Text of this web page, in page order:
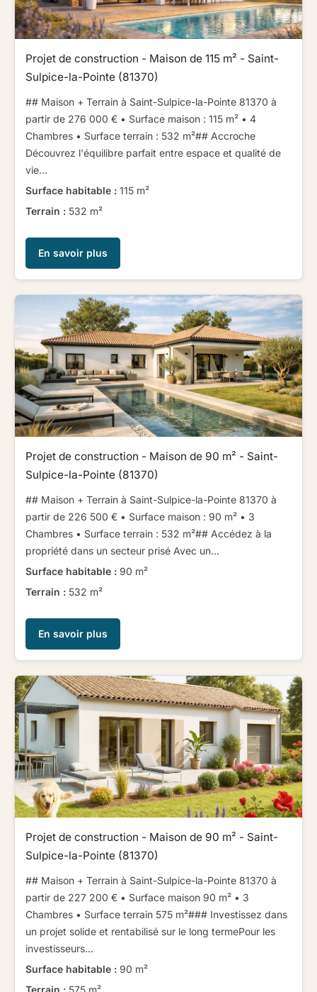
Projet de construction - Maison de 115 m² - Saint-
Sulpice-la-Pointe (81370)
## Maison + Terrain à Saint-Sulpice-la-Pointe 81370 à
partir de 276 000 € ​ ​• Surface maison : 115 m² • 4
Chambres • Surface terrain : 532 m²​ ​​ ​## Accroche ​ ​
Découvrez l'équilibre parfait entre espace et qualité de
vie...
Surface habitable : 115 m²
Terrain : 532 m²
En savoir plus
Projet de construction - Maison de 90 m² - Saint-
Sulpice-la-Pointe (81370)
## Maison + Terrain à Saint-Sulpice-la-Pointe 81370 à
partir de 226 500 € ​ ​• Surface maison : 90 m² • 3
Chambres • Surface terrain : 532 m²​ ​​ ​## Accédez à la
propriété dans un secteur prisé ​ ​Avec un...
Surface habitable : 90 m²
Terrain : 532 m²
En savoir plus
Projet de construction - Maison de 90 m² - Saint-
Sulpice-la-Pointe (81370)
## Maison + Terrain à Saint-Sulpice-la-Pointe 81370 à
partir de 227 200 € ​ ​• Surface maison 90 m² • 3
Chambres • Surface terrain 575 m²​ ​​ ​### Investissez dans
un projet solide et rentabilisé sur le long terme​ ​​ ​Pour les
investisseurs...
Surface habitable : 90 m²
Terrain : 575 m²